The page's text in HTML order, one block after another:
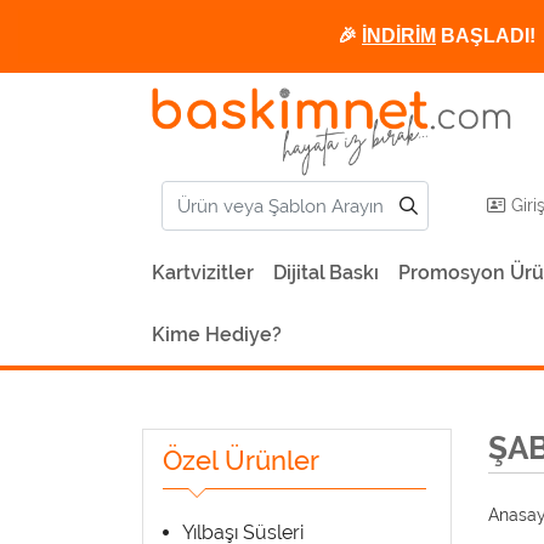
🎉 İNDİRİM BAŞLADI!
Kartvizitler Dijital Baskı Promosyon
Kime Hediye?
Özel Ürünler
Yılbaşı Süsleri